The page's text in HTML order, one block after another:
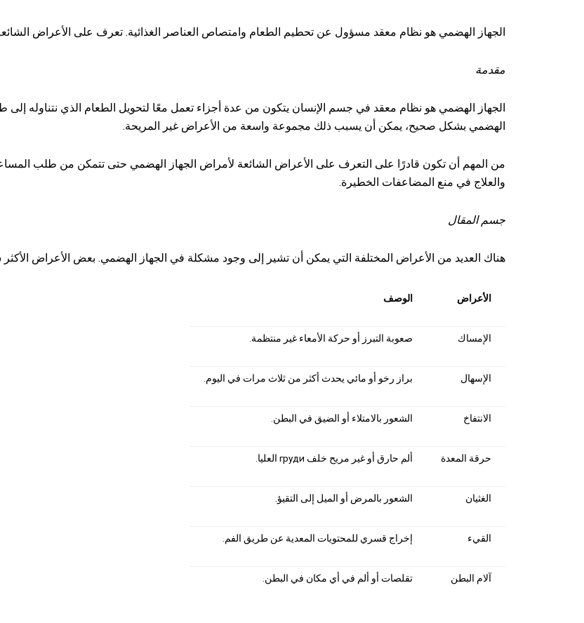
الجهاز الهضمي هو نظام معقد مسؤول عن تحطيم الطعام وامتصاص العناصر الغذائية. تعرف على الأعراض
مقدمة
الجهاز الهضمي هو نظام معقد في جسم الإنسان يتكون من عدة أجزاء تعمل معًا لتحويل الطعام الذي نتناوله إلى
الهضمي بشكل صحيح، يمكن أن يسبب ذلك مجموعة واسعة من الأعراض غير المريحة.
من المهم أن تكون قادرًا على التعرف على الأعراض الشائعة لأمراض الجهاز الهضمي حتى تتمكن من طلب
والعلاج في منع المضاعفات الخطيرة.
جسم المقال
هناك العديد من الأعراض المختلفة التي يمكن أن تشير إلى وجود مشكلة في الجهاز الهضمي. بعض الأعراض
الأعراض الوصف
الإمساك صعوبة التبرز أو حركة الأمعاء غير منتظمة.
الإسهال براز رخو أو مائي يحدث أكثر من ثلاث مرات في اليوم.
الانتفاخ الشعور بالامتلاء أو الضيق في البطن.
حرقة المعدة ألم حارق أو غير مريح خلف груди العليا.
الغثيان الشعور بالمرض أو الميل إلى التقيؤ.
القيء إخراج قسري للمحتويات المعدية عن طريق الفم.
آلام البطن تقلصات أو ألم في أي مكان في البطن.